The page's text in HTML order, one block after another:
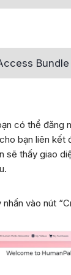
có thể đăng
bạn liên kết
sẽ thấy giao
vào nút